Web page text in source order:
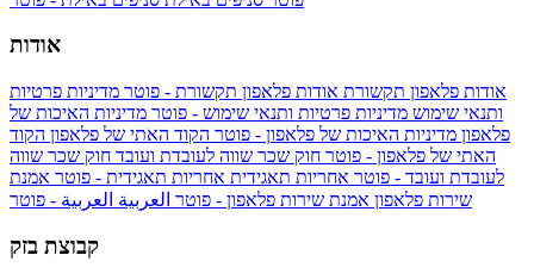
אודות
אודות פלאפון תקשורת אודות פלאפון תקשורת - פוטר מדיניות פרטיות
ותנאי שימוש מדיניות פרטיות ותנאי שימוש - פוטר מדיניות האיכות של
פלאפון מדיניות האיכות של פלאפון - פוטר הקוד האתי של פלאפון הקוד
האתי של פלאפון - פוטר חוק שכר שווה לעובדת ועובד חוק שכר שווה
לעובדת ועובד - פוטר אחריות תאגידית אחריות תאגידית - פוטר אמנת
שירות פלאפון אמנת שירות פלאפון - פוטר العربية العربية - פוטר
קבוצת בזק